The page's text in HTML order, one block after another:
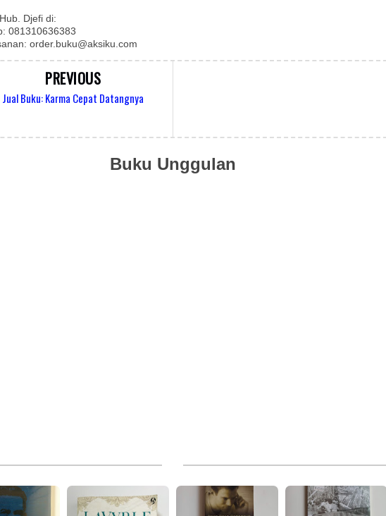
Djefi di:
081310636383
order.buku@aksiku.com
PREVIOUS
Jual Buku: Karma Cepat Datangnya
Buku Unggulan